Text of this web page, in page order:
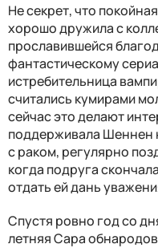
Не секрет, что
хорошо дружила с
прославившейся
фантастическому
истребительница
считались кумирами
сейчас это делают
поддерживала Шеннен
с раком, регулярно
когда подруга
отдать ей дань
Спустя ровно год со
летняя Сара